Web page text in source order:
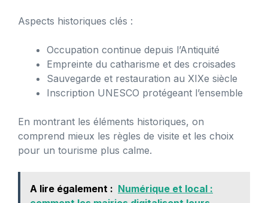
Aspects historiques clés :
Occupation continue depuis l’Antiquité
Empreinte du catharisme et des croisades
Sauvegarde et restauration au XIXe siècle
Inscription UNESCO protégeant l’ensemble
En montrant les éléments historiques, on
comprend mieux les règles de visite et les choix
pour un tourisme plus calme.
A lire également : Numérique et local :